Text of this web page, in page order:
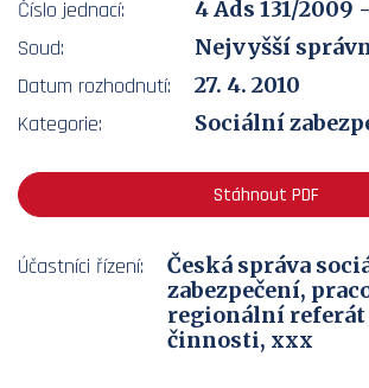
Číslo jednací:
4 Ads 131/2009
Soud:
Nejvyšší
Datum rozhodnutí:
27. 4. 2010
Kategorie:
Sociální
Stáhnout PDF
Účastníci řízení:
Česká správa
zabezpečení,
regionální
činnosti, xxx